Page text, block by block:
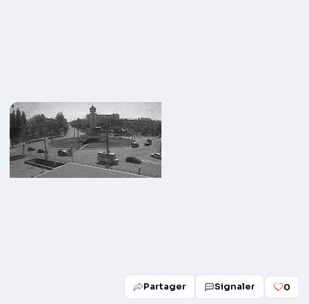
Partager Signaler 0